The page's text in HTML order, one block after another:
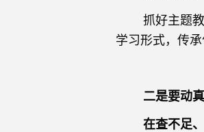
抓好主题教育
学习形式，传
二是要动
在查不足、